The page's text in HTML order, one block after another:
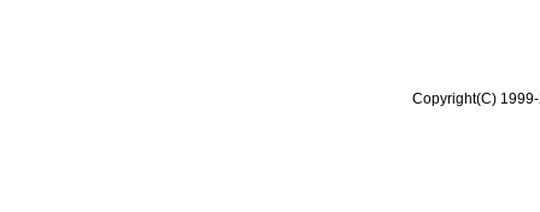
Copyright(C)